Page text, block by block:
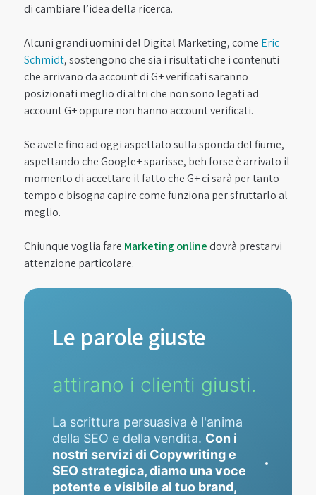
di cambiare l’idea della ricerca.
Alcuni grandi uomini del Digital Marketing, come Eric
Schmidt, sostengono che sia i risultati che i contenuti
che arrivano da account di G+ verificati saranno
posizionati meglio di altri che non sono legati ad
account G+ oppure non hanno account verificati.
Se avete fino ad oggi aspettato sulla sponda del fiume,
aspettando che Google+ sparisse, beh forse è arrivato il
momento di accettare il fatto che G+ ci sarà per tanto
tempo e bisogna capire come funziona per sfruttarlo al
meglio.
Chiunque voglia fare Marketing onlinedovrà prestarvi
attenzione particolare.
Le parole giuste
attirano i clienti giusti.
La scrittura persuasiva è l'anima
della SEO e della vendita. Con i
nostri servizi di Copywriting e
SEO strategica, diamo una voce
potente e visibile al tuo brand,